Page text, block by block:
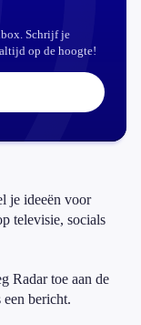
Schrijf je
op de hoogte!
je ideeën voor
televisie, socials
Radar toe aan de
bericht.